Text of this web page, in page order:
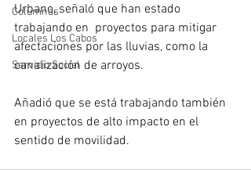
Columnas
Locales Los Cabos
Servicio Social
Urbano, señaló que han estado
trabajando en  proyectos para mitigar
afectaciones por las lluvias, como la
canalización de arroyos.
Añadió que se está trabajando también
en proyectos de alto impacto en el
sentido de movilidad.